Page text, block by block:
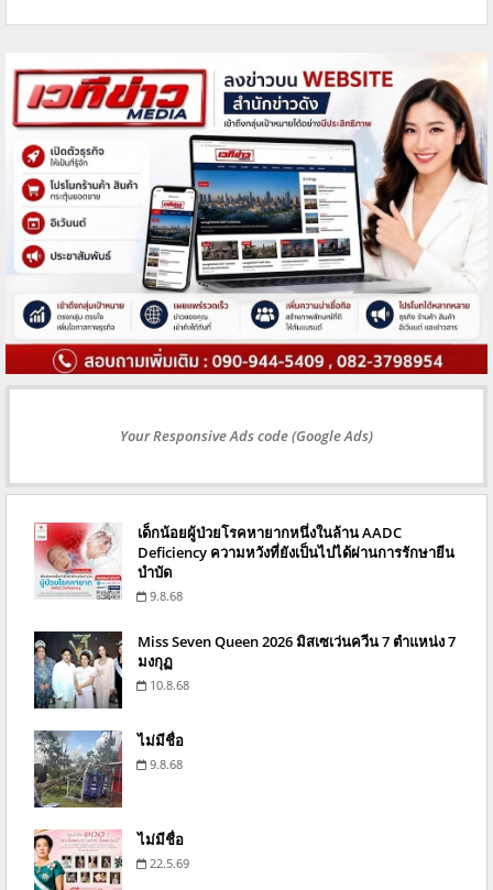
Your Responsive Ads code (Google Ads)
เด็กน้อยผู้ป่วยโรคหายากหนึ่งในล้าน AADC
Deficiency ความหวังที่ยังเป็นไปได้ผ่านการรักษายีน
บำบัด
9.8.68
Miss Seven Queen 2026 มิสเซเว่นควีน 7 ตำแหน่ง 7
มงกุฏ
10.8.68
ไม่มีชื่อ
9.8.68
ไม่มีชื่อ
22.5.69